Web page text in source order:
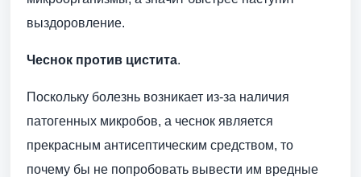
выздоровление.
Чеснок против цистита.
Поскольку болезнь возникает из-за наличия
патогенных микробов, а чеснок является
прекрасным антисептическим средством, то
почему бы не попробовать вывести им вредные